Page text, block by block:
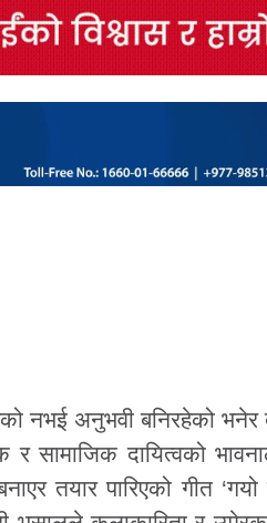
नभई अनुभवी बनिरहेको
सामाजिक दायित्वको
तयार पारिएको गीत